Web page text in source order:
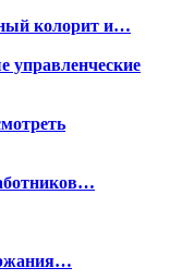
колорит и…
управленческие